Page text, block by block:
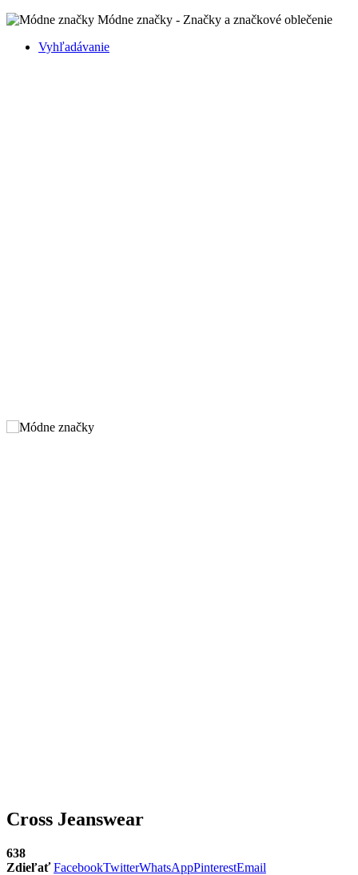
Módne značky - Značky a značkové oblečenie
Vyhľadávanie
Cross Jeanswear
638
Zdieľať FacebookTwitterWhatsAppPinterestEmail